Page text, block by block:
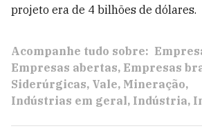
projeto era de 4 bilhões de dólares.
Acompanhe tudo sobre:
Empresas abertas Empresas
Siderúrgicas Vale Mineração
Indústrias em geral Indústria